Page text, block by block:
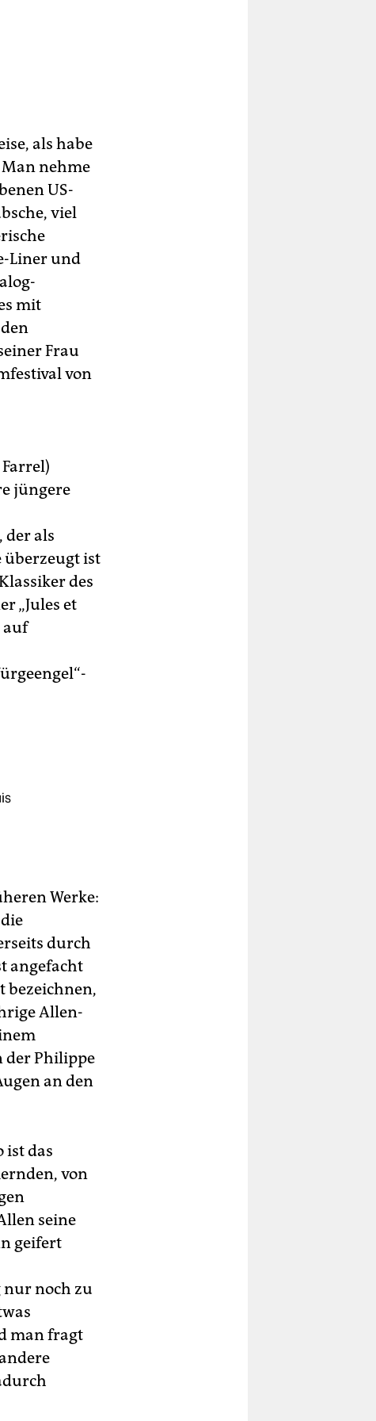
als habe
nehme
US-
viel
Liner und
mit
Frau
von
jüngere
als
überzeugt ist
des
„Jules et
auf
Werke:
durch
angefacht
bezeichnen,
Allen-
der Philippe
an den
ist das
von
seine
geifert
nur noch zu
man fragt